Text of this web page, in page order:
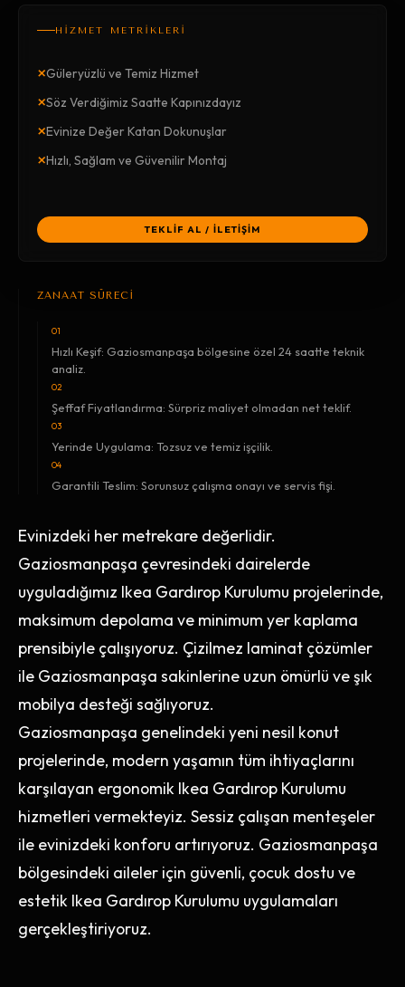
HİZMET METRİKLERİ
×Güleryüzlü ve Temiz Hizmet
×Söz Verdiğimiz Saatte Kapınızdayız
×Evinize Değer Katan Dokunuşlar
×Hızlı, Sağlam ve Güvenilir Montaj
TEKLİF AL / İLETİŞİM
ZANAAT SÜRECİ
01
Hızlı Keşif: Gaziosmanpaşa bölgesine özel 24 saatte teknik
analiz.
02
Şeffaf Fiyatlandırma: Sürpriz maliyet olmadan net teklif.
03
Yerinde Uygulama: Tozsuz ve temiz işçilik.
04
Garantili Teslim: Sorunsuz çalışma onayı ve servis fişi.
Evinizdeki her metrekare değerlidir.
Gaziosmanpaşa çevresindeki dairelerde
uyguladığımız Ikea Gardırop Kurulumu projelerinde,
maksimum depolama ve minimum yer kaplama
prensibiyle çalışıyoruz. Çizilmez laminat çözümler
ile Gaziosmanpaşa sakinlerine uzun ömürlü ve şık
mobilya desteği sağlıyoruz.
Gaziosmanpaşa genelindeki yeni nesil konut
projelerinde, modern yaşamın tüm ihtiyaçlarını
karşılayan ergonomik Ikea Gardırop Kurulumu
hizmetleri vermekteyiz. Sessiz çalışan menteşeler
ile evinizdeki konforu artırıyoruz. Gaziosmanpaşa
bölgesindeki aileler için güvenli, çocuk dostu ve
estetik Ikea Gardırop Kurulumu uygulamaları
gerçekleştiriyoruz.